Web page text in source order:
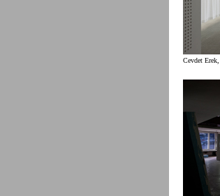
Cevdet Erek,